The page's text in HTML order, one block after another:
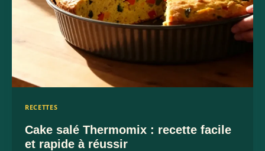
RECETTES
Cake salé Thermomix : recette facile
et rapide à réussir